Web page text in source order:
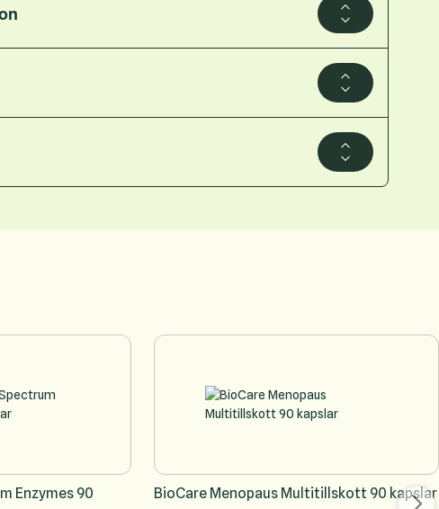
Enzymes 90
BioCare Menopaus Multitillskott 90 kapslar